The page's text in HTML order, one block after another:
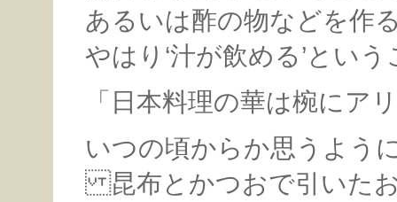
あるいは酢の物などを作
やはり‘汁が飲める’とい
「日本料理の華は椀にア
いつの頃からか思うよう
昆布とかつおで引いた